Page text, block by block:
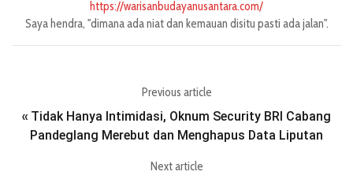
https://warisanbudayanusantara.com/
Saya hendra, "dimana ada niat dan kemauan disitu pasti ada jalan".
Previous article
« Tidak Hanya Intimidasi, Oknum Security BRI Cabang
Pandeglang Merebut dan Menghapus Data Liputan
Next article